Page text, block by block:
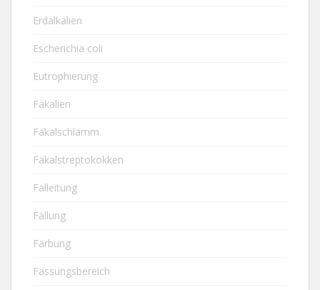
Erdalkalien
Escherichia coli
Eutrophierung
Fäkalien
Fäkalschlamm
Fäkalstreptokokken
Falleitung
Fällung
Färbung
Fassungsbereich